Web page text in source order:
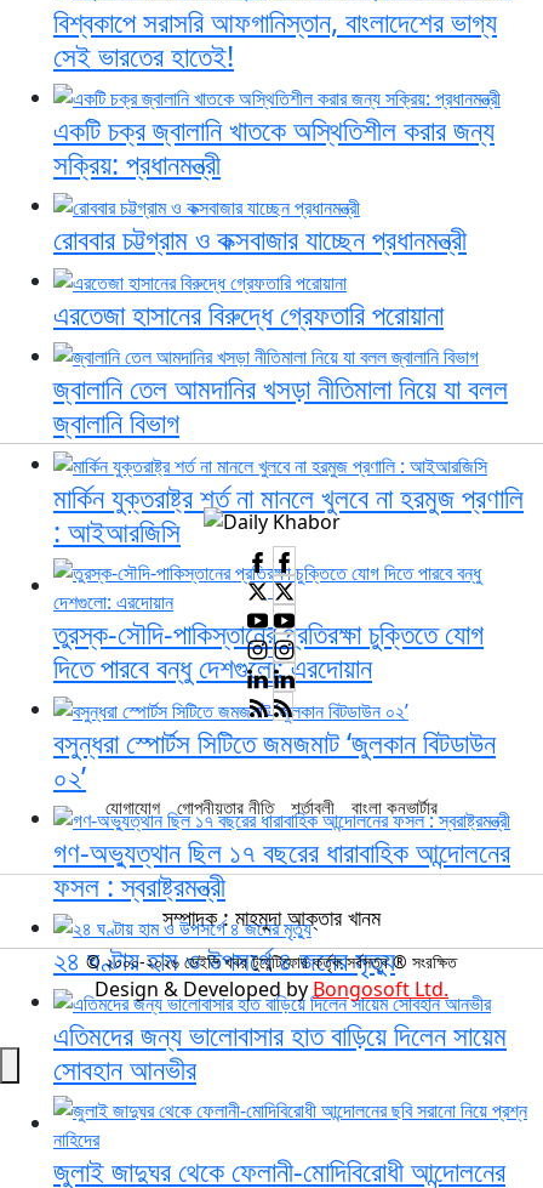
বিশ্বকাপে সরাসরি আফগানিস্তান, বাংলাদেশের ভাগ্য
সেই ভারতের হাতেই!
একটি চক্র জ্বালানি খাতকে অস্থিতিশীল করার জন্য
সক্রিয়: প্রধানমন্ত্রী
রোববার চট্টগ্রাম ও কক্সবাজার যাচ্ছেন প্রধানমন্ত্রী
এরতেজা হাসানের বিরুদ্ধে গ্রেফতারি পরোয়ানা
জ্বালানি তেল আমদানির খসড়া নীতিমালা নিয়ে যা বলল
জ্বালানি বিভাগ
মার্কিন যুক্তরাষ্ট্র শর্ত না মানলে খুলবে না হরমুজ প্রণালি
: আইআরজিসি
তুরস্ক-সৌদি-পাকিস্তানের প্রতিরক্ষা চুক্তিতে যোগ
দিতে পারবে বন্ধু দেশগুলো: এরদোয়ান
বসুন্ধরা স্পোর্টস সিটিতে জমজমাট ‘জুলকান বিটডাউন
০২’
গণ-অভ্যুত্থান ছিল ১৭ বছরের ধারাবাহিক আন্দোলনের
ফসল : স্বরাষ্ট্রমন্ত্রী
২৪ ঘণ্টায় হাম ও উপসর্গে ৪ জনের মৃত্যু
এতিমদের জন্য ভালোবাসার হাত বাড়িয়ে দিলেন সায়েম
সোবহান আনভীর
জুলাই জাদুঘর থেকে ফেলানী-মোদিবিরোধী আন্দোলনের
যোগাযোগ গোপনীয়তার নীতি শর্তাবলী বাংলা কনভার্টার
সম্পাদক : মাহমুদা আক্তার খানম
© ২০০০-২০২৬ ডেইলি খবর টুয়েন্টিফোর কর্তৃক সর্বসত্ব ® সংরক্ষিত
Design & Developed byBongosoft Ltd.